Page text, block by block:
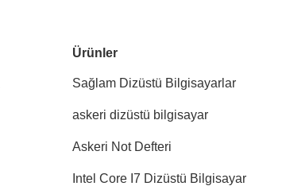
Ürünler
Sağlam Dizüstü Bilgisayarlar
askeri dizüstü bilgisayar
Askeri Not Defteri
Intel Core I7 Dizüstü Bilgisayar